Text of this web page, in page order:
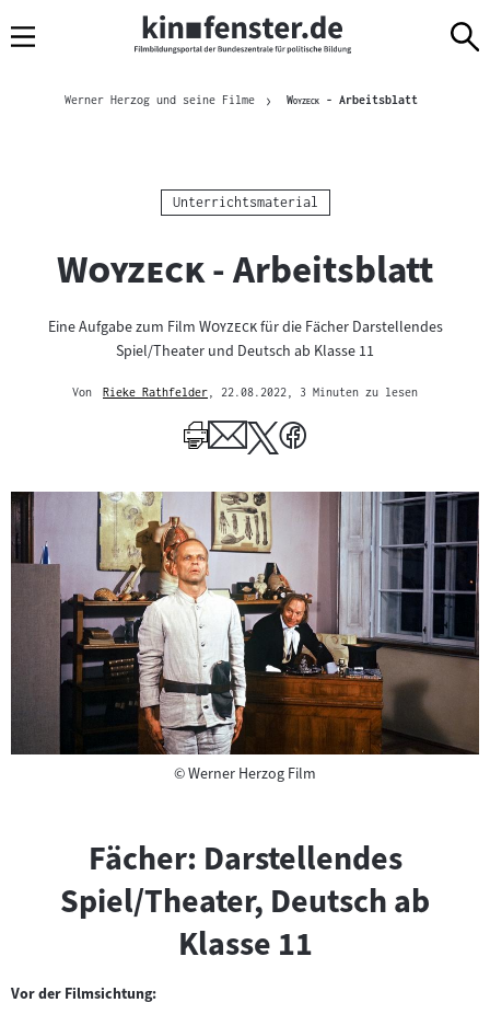
Navigation
zum
zur
Brotkrümelnavigation
Werner Herzog und seine Filme "
Woyzeck"- ArbeitsblattAktuelle
Kategorie:
Unterrichtsmaterial
"
Woyzeck"
- Arbeitsblatt
Eine Aufgabe zum Film "
Woyzeck"für die Fächer Darstellendes
Spiel/Theater und Deutsch ab Klasse 11
Von
Rieke Rathfelder
Author
, 22.08.2022 , 3 Minuten zu lesen
©Copyright
Werner Herzog Film
Fächer: Darstellendes
Spiel/Theater, Deutsch ab
Klasse 11
Vor der Filmsichtung: